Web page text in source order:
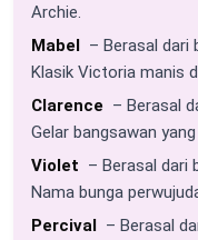
Archie.
Mabel – Berasal dari
Klasik Victoria manis
Clarence – Berasal
Gelar bangsawan
Violet – Berasal dari
Nama bunga
Percival – Berasal